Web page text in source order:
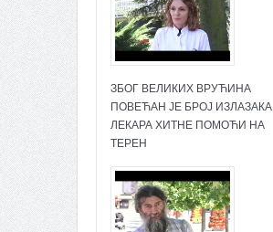
ЗБОГ ВЕЛИКИХ ВРУЋИНА
ПОВЕЋАН ЈЕ БРОЈ ИЗЛАЗАКА
ЛЕКАРА ХИТНЕ ПОМОЋИ НА
ТЕРЕН